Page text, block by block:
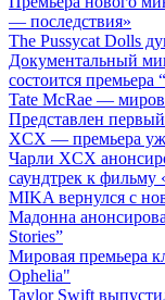
— последствия»
The Pussycat Dolls
Документальный
состоится премьера
Tate McRae —
Представлен
XCX — премьера
Чарли XCX
саундтрек к фильму
MIKA вернулся с
Мадонна
Stories”
Мировая премьера
Ophelia"
Taylor Swift